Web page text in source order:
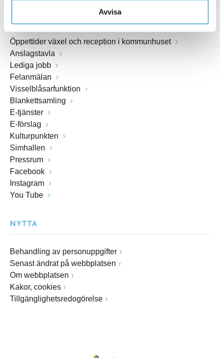
Avvisa
Öppettider växel och reception i kommunhuset
Anslagstavla
Lediga jobb
Felanmälan
Visselblåsarfunktion
Blankettsamling
E-tjänster
E-förslag
Kulturpunkten
Simhallen
Pressrum
Facebook
Instagram
You Tube
NYTTA
Behandling av personuppgifter
Senast ändrat på webbplatsen
Om webbplatsen
Kakor, cookies
Tillgänglighetsredogörelse